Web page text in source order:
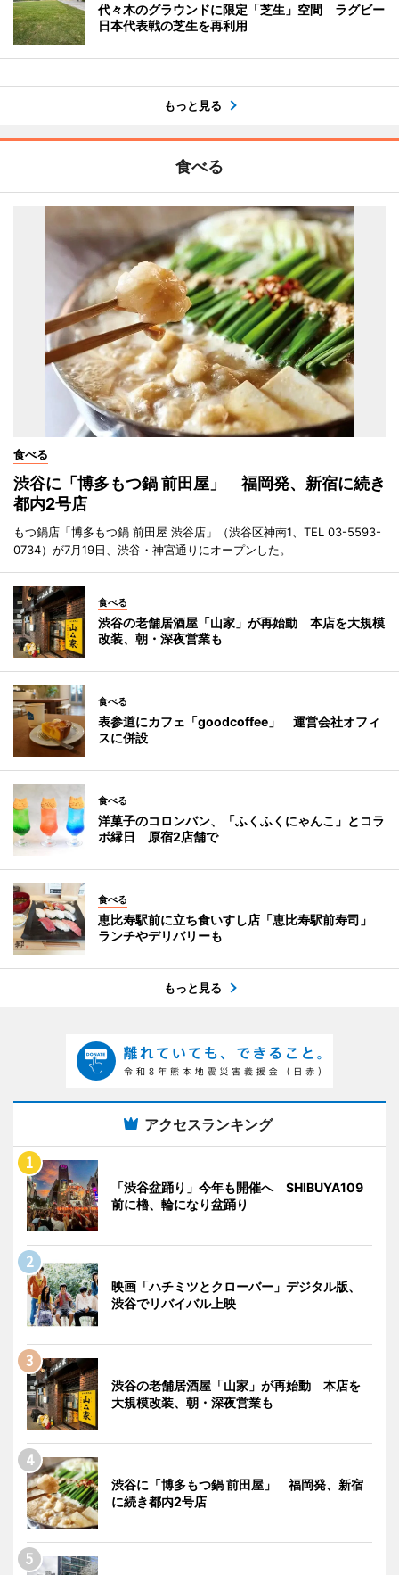
代々木のグラウンドに限定「芝生」空間 ラグビー
日本代表戦の芝生を再利用
もっと見る
食べる
食べる
渋谷に「博多もつ鍋 前田屋」 福岡発、新宿に続き
都内2号店
もつ鍋店「博多もつ鍋 前田屋 渋谷店」（渋谷区神南1、TEL 03-5593-
0734）が7月19日、渋谷・神宮通りにオープンした。
食べる
渋谷の老舗居酒屋「山家」が再始動 本店を大規模
改装、朝・深夜営業も
食べる
表参道にカフェ「goodcoffee」 運営会社オフィ
スに併設
食べる
洋菓子のコロンバン、「ふくふくにゃんこ」とコラ
ボ縁日 原宿2店舗で
食べる
恵比寿駅前に立ち食いすし店「恵比寿駅前寿司」
ランチやデリバリーも
もっと見る
アクセスランキング
「渋谷盆踊り」今年も開催へ SHIBUYA109
前に櫓、輪になり盆踊り
映画「ハチミツとクローバー」デジタル版、
渋谷でリバイバル上映
渋谷の老舗居酒屋「山家」が再始動 本店を
大規模改装、朝・深夜営業も
渋谷に「博多もつ鍋 前田屋」 福岡発、新宿
に続き都内2号店